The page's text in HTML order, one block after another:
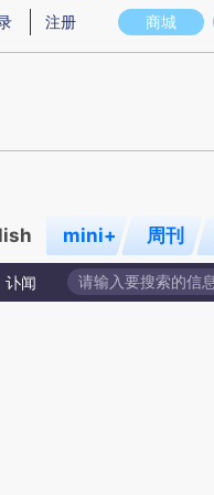
意图存在偏差。不代表财新观点
商城
注册
mini+ 周刊
讣闻